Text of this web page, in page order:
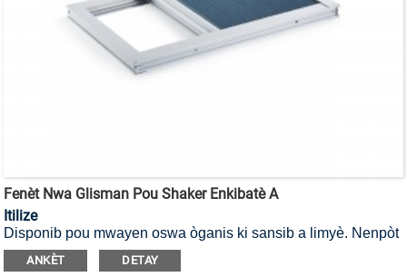
Fenèt Nwa Glisman Pou Shaker Enkibatè A
Itilize
Disponib pou mwayen oswa òganis ki sansib a limyè. Nenpòt
enkubatè radobio ki gen fenèt nwa pou anpeche limyè solèy
endezirab. Nou kapab tou bay fenèt nwa glisman Customized
ANKÈT DETAY